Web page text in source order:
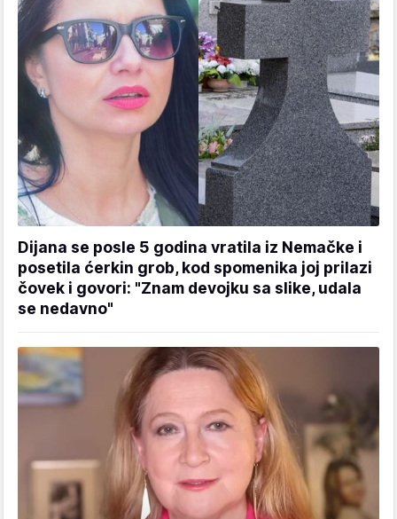
Dijana se posle 5 godina vratila iz Nemačke i
posetila ćerkin grob, kod spomenika joj prilazi
čovek i govori: "Znam devojku sa slike, udala
se nedavno"